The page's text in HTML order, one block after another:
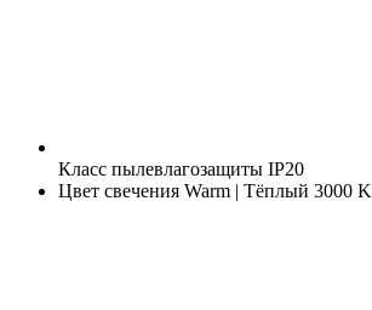
Класс пылевлагозащиты IP20
Цвет свечения Warm | Тёплый 3000 K